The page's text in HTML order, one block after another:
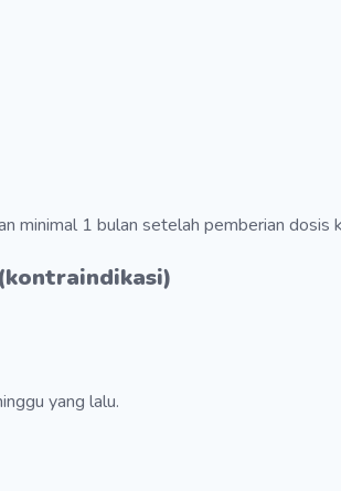
minimal 1 bulan setelah pemberian dosis
yang lalu.